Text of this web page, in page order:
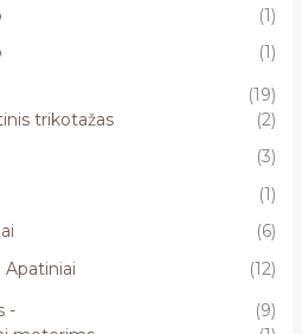
(1)
(1)
(19)
trikotažas
(2)
(3)
(1)
(6)
Apatiniai
(12)
-
(9)